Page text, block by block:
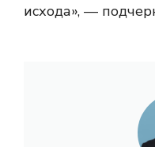
исхода», —